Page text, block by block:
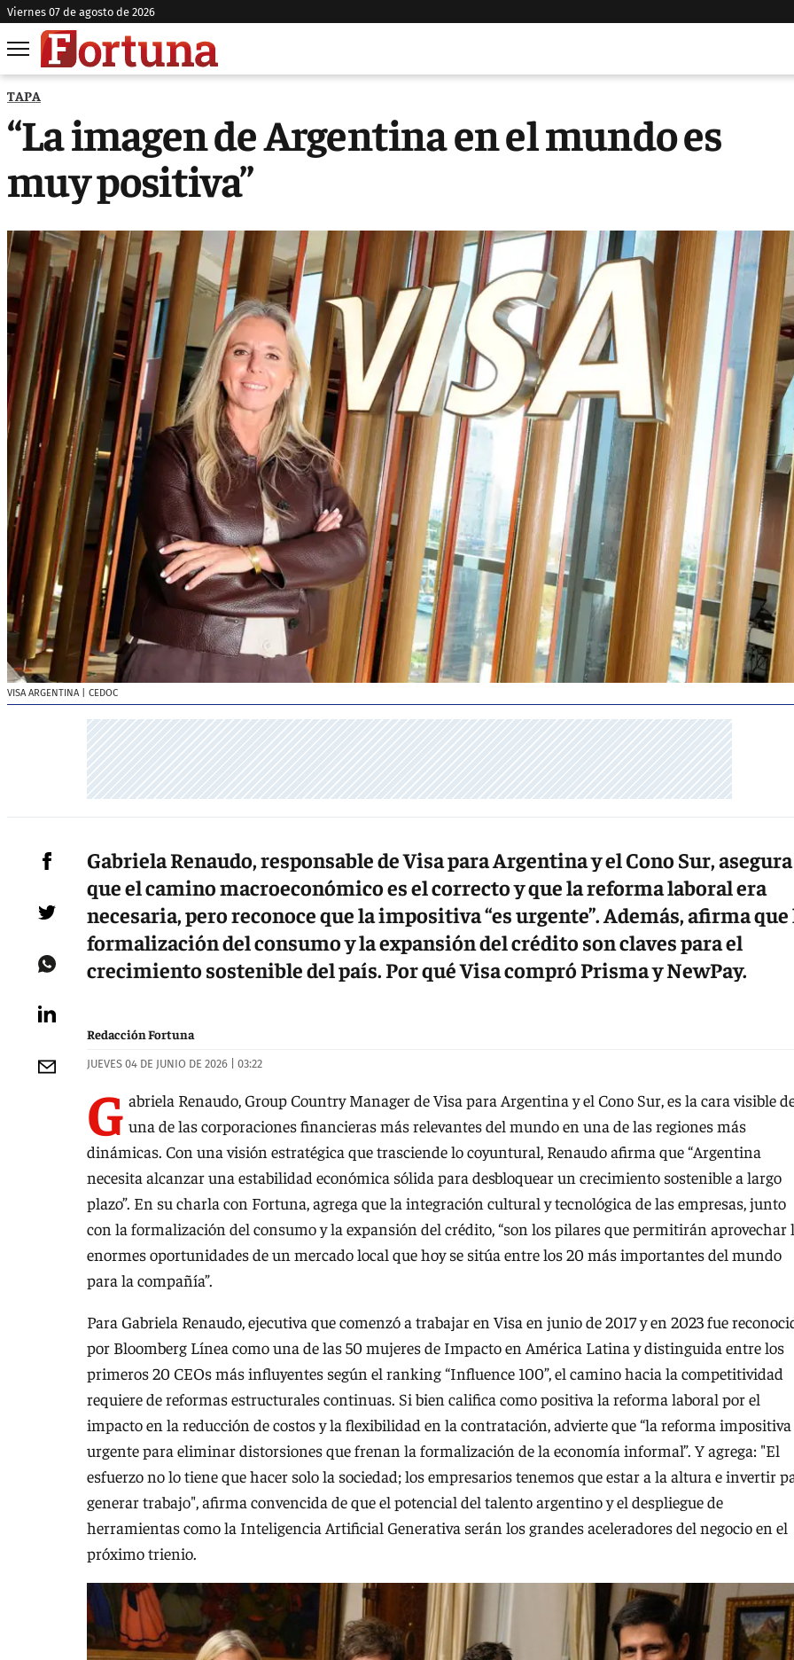
viernes 07 de agosto de 2026
TAPA
“La imagen de Argentina en el mundo es
muy positiva”
VISA ARGENTINA| CEDOC
Gabriela Renaudo, responsable de Visa para Argentina y el Cono Sur, asegura
que el camino macroeconómico es el correcto y que la reforma laboral era
necesaria, pero reconoce que la impositiva “es urgente”. Además, afirma que
formalización del consumo y la expansión del crédito son claves para el
crecimiento sostenible del país. Por qué Visa compró Prisma y NewPay.
Redacción Fortuna
JUEVES 04 DE JUNIO DE 2026 | 03:22
G abriela Renaudo, Group Country Manager de Visa para Argentina y el Cono Sur, es la cara visible
una de las corporaciones financieras más relevantes del mundo en una de las regiones más
dinámicas. Con una visión estratégica que trasciende lo coyuntural, Renaudo afirma que “Argentina
necesita alcanzar una estabilidad económica sólida para desbloquear un crecimiento sostenible a largo
plazo”. En su charla con Fortuna, agrega que la integración cultural y tecnológica de las empresas, junto
con la formalización del consumo y la expansión del crédito, “son los pilares que permitirán aprovechar
enormes oportunidades de un mercado local que hoy se sitúa entre los 20 más importantes del mundo
para la compañía”.
Para Gabriela Renaudo, ejecutiva que comenzó a trabajar en Visa en junio de 2017 y en 2023 fue
por Bloomberg Línea como una de las 50 mujeres de Impacto en América Latina y distinguida entre los
primeros 20 CEOs más influyentes según el ranking “Influence 100”, el camino hacia la competitividad
requiere de reformas estructurales continuas. Si bien califica como positiva la reforma laboral por el
impacto en la reducción de costos y la flexibilidad en la contratación, advierte que “la reforma impositiva
urgente para eliminar distorsiones que frenan la formalización de la economía informal”. Y agrega: "El
esfuerzo no lo tiene que hacer solo la sociedad; los empresarios tenemos que estar a la altura e invertir
generar trabajo", afirma convencida de que el potencial del talento argentino y el despliegue de
herramientas como la Inteligencia Artificial Generativa serán los grandes aceleradores del negocio en el
próximo trienio.